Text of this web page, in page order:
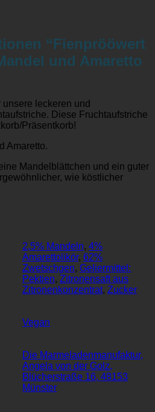
“Fienprööwert
und Amaretto
leckeren und
Diese Fruchtaufstriche
Präsentkorb!
Amaretto.
Mandelblättchen und ein guter
wie köstlicher
2,5% Mandeln, 4%
Amarettolikör, 62%
Zwetschgen, Geliermittel:
Pektien, Zitronensaft aus
Zitronenkonzentrat, Zucker
Vegan
Die Marmeladenmanufaktur,
Angela von der Golz,
Blücherstraße 16, 48153
Münster